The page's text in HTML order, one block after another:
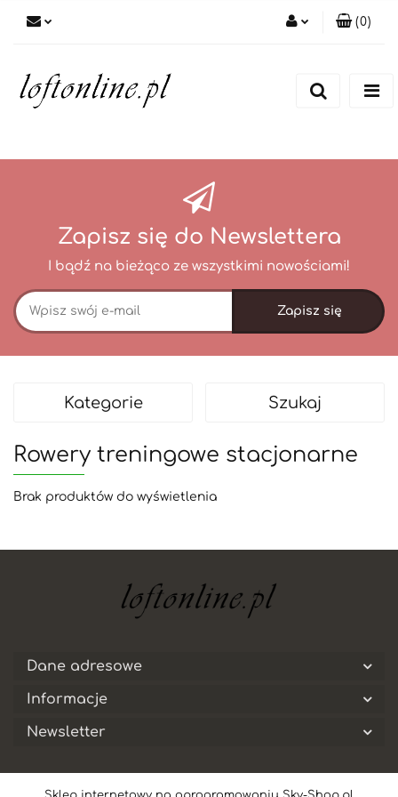
(0)
Zapisz się do Newslettera
I bądź na bieżąco ze wszystkimi nowościami!
Kategorie Szukaj
Rowery treningowe stacjonarne
Brak produktów do wyświetlenia
Dane adresowe
Informacje
Newsletter